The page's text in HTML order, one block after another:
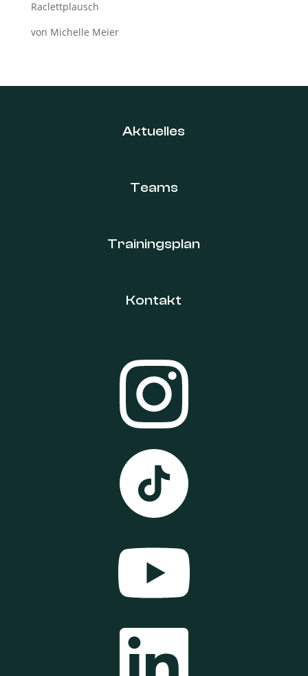
Raclettplausch
von Michelle Meier
Aktuelles
Teams
Trainingsplan
Kontakt